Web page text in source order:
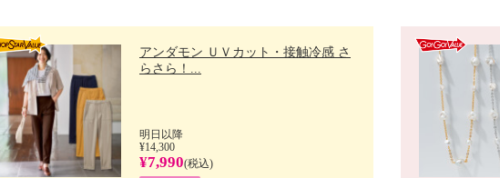
アンダモン ＵＶカット・接触冷感 さ
らさら！...
明日以降
¥14,300
¥7,990(税込)